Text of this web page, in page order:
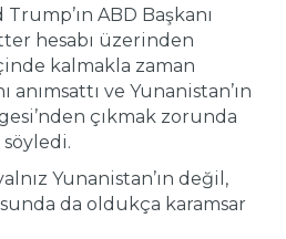
ABD Başkanı
hesabı üzerinden
kalmakla zaman
anımsattı ve Yunanistan’ın
çıkmak zorunda
söyledi.
Yunanistan’ın değil,
da oldukça karamsar